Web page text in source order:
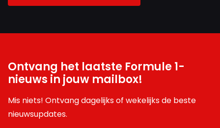
Ontvang het laatste Formule 1-
nieuws in jouw mailbox!
Mis niets! Ontvang dagelijks of wekelijks de beste
nieuwsupdates.